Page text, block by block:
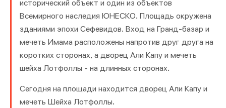
исторический объект и один из объектов
Всемирного наследия ЮНЕСКО. Площадь окружена
зданиями эпохи Сефевидов. Вход на Гранд-базар и
мечеть Имама расположены напротив друг друга на
коротких сторонах, а дворец Али Капу и мечеть
шейха Лотфоллы - на длинных сторонах.
Сегодня на площади находится дворец Али Капу и
мечеть Шейха Лотфоллы.